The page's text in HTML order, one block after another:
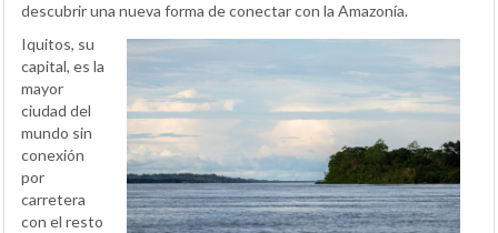
descubrir una nueva forma de conectar con la Amazonía.
Iquitos, su
capital, es la
mayor
ciudad del
mundo sin
conexión
por
carretera
con el resto